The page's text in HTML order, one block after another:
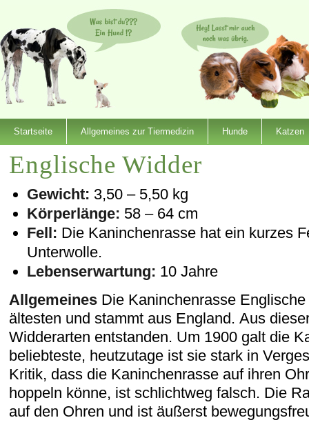
Startseite Allgemeines zur Tiermedizin Hunde Katzen
Englische Widder
Gewicht: 3,50 – 5,50 kg
Körperlänge: 58 – 64 cm
Fell: Die Kaninchenrasse hat ein kurzes
Unterwolle.
Lebenserwartung: 10 Jahre
Allgemeines Die Kaninchenrasse
ältesten und stammt aus England. Aus
Widderarten entstanden. Um 1900 galt die
beliebteste, heutzutage ist sie stark in
Kritik, dass die Kaninchenrasse auf ihren
hoppeln könne, ist schlichtweg falsch. Die
auf den Ohren und ist äußerst